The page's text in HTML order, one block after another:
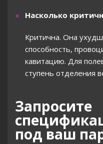
Насколько
Критична. Она
способность,
кавитацию. Для
ступень отделения
Запросите
под ваш